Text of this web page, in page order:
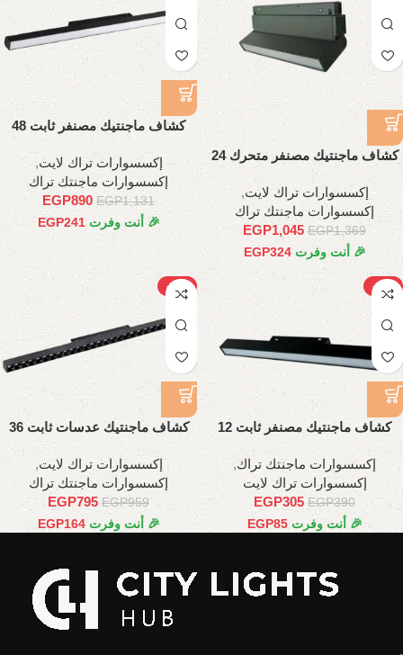
كشاف ماجنتيك مصنفر متحرك 24
وات، 45 سم
إكسسوارات تراك لايت,
إكسسوارات ماجنتك تراك
EGP1,369
EGP1,045
🎉 أنت وفرت EGP324
كشاف ماجنتيك مصنفر ثابت 48
إكسسوارات تراك لايت,
إكسسوارات ماجنتك تراك
EGP1,131
EGP890
🎉 أنت وفرت EGP241
-22%
كشاف ماجنتيك مصنفر ثابت 12
إكسسوارات ماجنتك تراك,
إكسسوارات تراك لايت
EGP390
EGP305
🎉 أنت وفرت EGP85
-17%
كشاف ماجنتيك عدسات ثابت 36
وات، 66.5 سم
إكسسوارات تراك لايت,
إكسسوارات ماجنتك تراك
EGP959
EGP795
🎉 أنت وفرت EGP164